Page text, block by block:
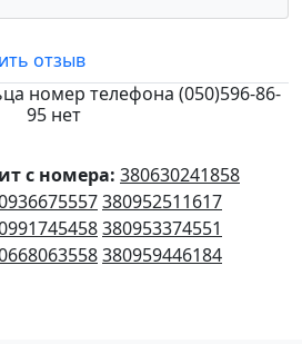
отзыв
номер телефона (050)596-86-
95 нет
с номера: 380630241858
380952511617
380953374551
380959446184